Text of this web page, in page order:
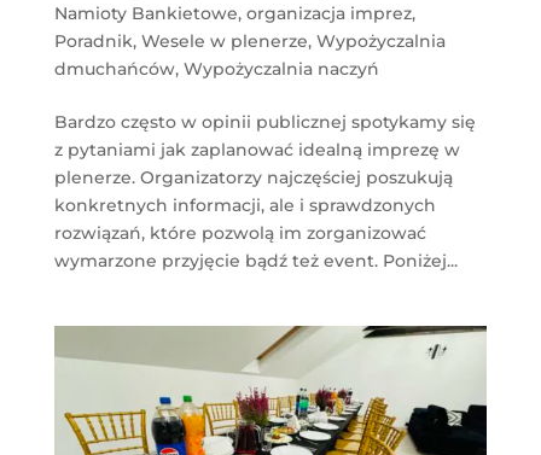
Namioty Bankietowe, organizacja imprez,
Poradnik, Wesele w plenerze, Wypożyczalnia
dmuchańców, Wypożyczalnia naczyń
Bardzo często w opinii publicznej spotykamy się
z pytaniami jak zaplanować idealną imprezę w
plenerze. Organizatorzy najczęściej poszukują
konkretnych informacji, ale i sprawdzonych
rozwiązań, które pozwolą im zorganizować
wymarzone przyjęcie bądź też event. Poniżej...